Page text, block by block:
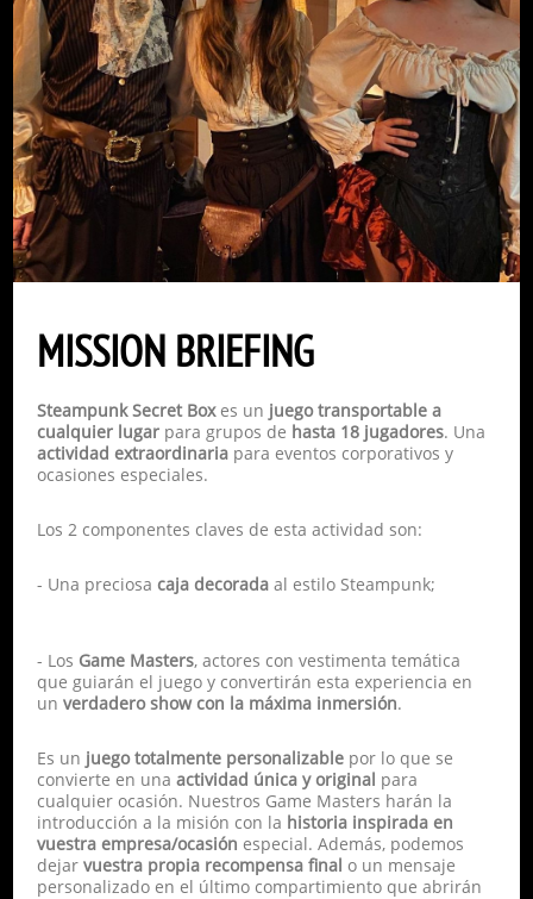
MISSION BRIEFING
Steampunk Secret Boxes un juego transportable a
cualquier lugar para grupos de hasta 18 jugadores. Una
actividad extraordinaria para eventos corporativos y
ocasiones especiales.
Los 2 componentes claves de esta actividad son:
- Una preciosacaja decoradaal estilo Steampunk;
- Los Game Masters, actores con vestimenta temática
que guiarán el juego y convertirán esta experiencia en
un verdadero show con la máxima inmersión.
Es un juego totalmente personalizable por lo que se
convierte en unaactividad única y original para
cualquier ocasión. Nuestros Game Masters harán la
introducción a la misión con la historia inspirada en
vuestra empresa/ocasión especial. Además, podemos
dejarvuestra propia recompensa final o un mensaje
personalizado en el último compartimiento que abrirán